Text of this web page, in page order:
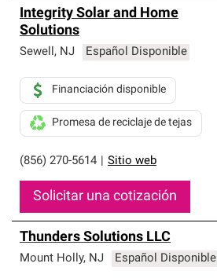
Integrity Solar and Home
Solutions
Sewell, NJ Español Disponible
(856) 270-5614 Sitio web
Financiación disponible
Promesa de reciclaje de tejas
Solicitar una cotización
Thunders Solutions LLC
Mount Holly, NJ Español Disponible